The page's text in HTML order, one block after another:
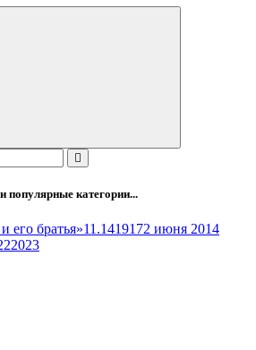
популярные категории...
его братья»11.1419172 июня 2014
2023